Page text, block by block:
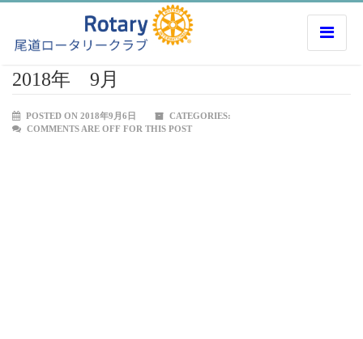
2018年 9月
POSTED ON 2018年9月6日
CATEGORIES:
COMMENTS ARE OFF FOR THIS POST